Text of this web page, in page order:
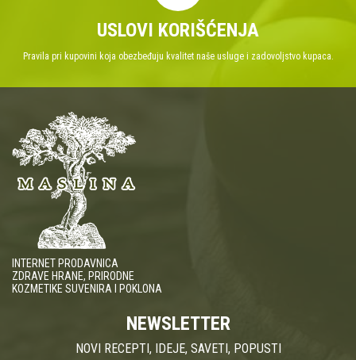
USLOVI KORIŠĆENJA
Pravila pri kupovini koja obezbeđuju kvalitet naše usluge i zadovoljstvo kupaca.
INTERNET PRODAVNICA
ZDRAVE HRANE, PRIRODNE
KOZMETIKE SUVENIRA I POKLONA
NEWSLETTER
NOVI RECEPTI, IDEJE, SAVETI, POPUSTI